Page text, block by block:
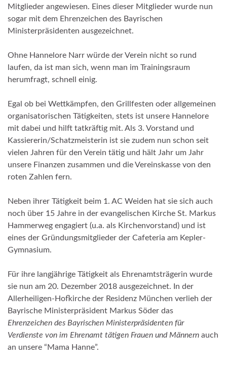
Mitglieder angewiesen. Eines dieser Mitglieder wurde nun
sogar mit dem Ehrenzeichen des Bayrischen
Ministerpräsidenten ausgezeichnet.
Ohne Hannelore Narr würde der Verein nicht so rund
laufen, da ist man sich, wenn man im Trainingsraum
herumfragt, schnell einig.
Egal ob bei Wettkämpfen, den Grillfesten oder allgemeinen
organisatorischen Tätigkeiten, stets ist unsere Hannelore
mit dabei und hilft tatkräftig mit. Als 3. Vorstand und
Kassiererin/Schatzmeisterin ist sie zudem nun schon seit
vielen Jahren für den Verein tätig und hält Jahr um Jahr
unsere Finanzen zusammen und die Vereinskasse von den
roten Zahlen fern.
Neben ihrer Tätigkeit beim 1. AC Weiden hat sie sich auch
noch über 15 Jahre in der evangelischen Kirche St. Markus
Hammerweg engagiert (u.a. als Kirchenvorstand) und ist
eines der Gründungsmitglieder der Cafeteria am Kepler-
Gymnasium.
Für ihre langjährige Tätigkeit als Ehrenamtsträgerin wurde
sie nun am 20. Dezember 2018 ausgezeichnet. In der
Allerheiligen-Hofkirche der Residenz München verlieh der
Bayrische Ministerpräsident Markus Söder das
Ehrenzeichen des Bayrischen Ministerpräsidenten für
Verdienste von im Ehrenamt tätigen Frauen und Männern auch
an unsere “Mama Hanne”.